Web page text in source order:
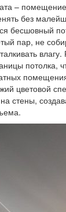
–
без
бесшовный
пар, не
потолка,
цветовой
стены,